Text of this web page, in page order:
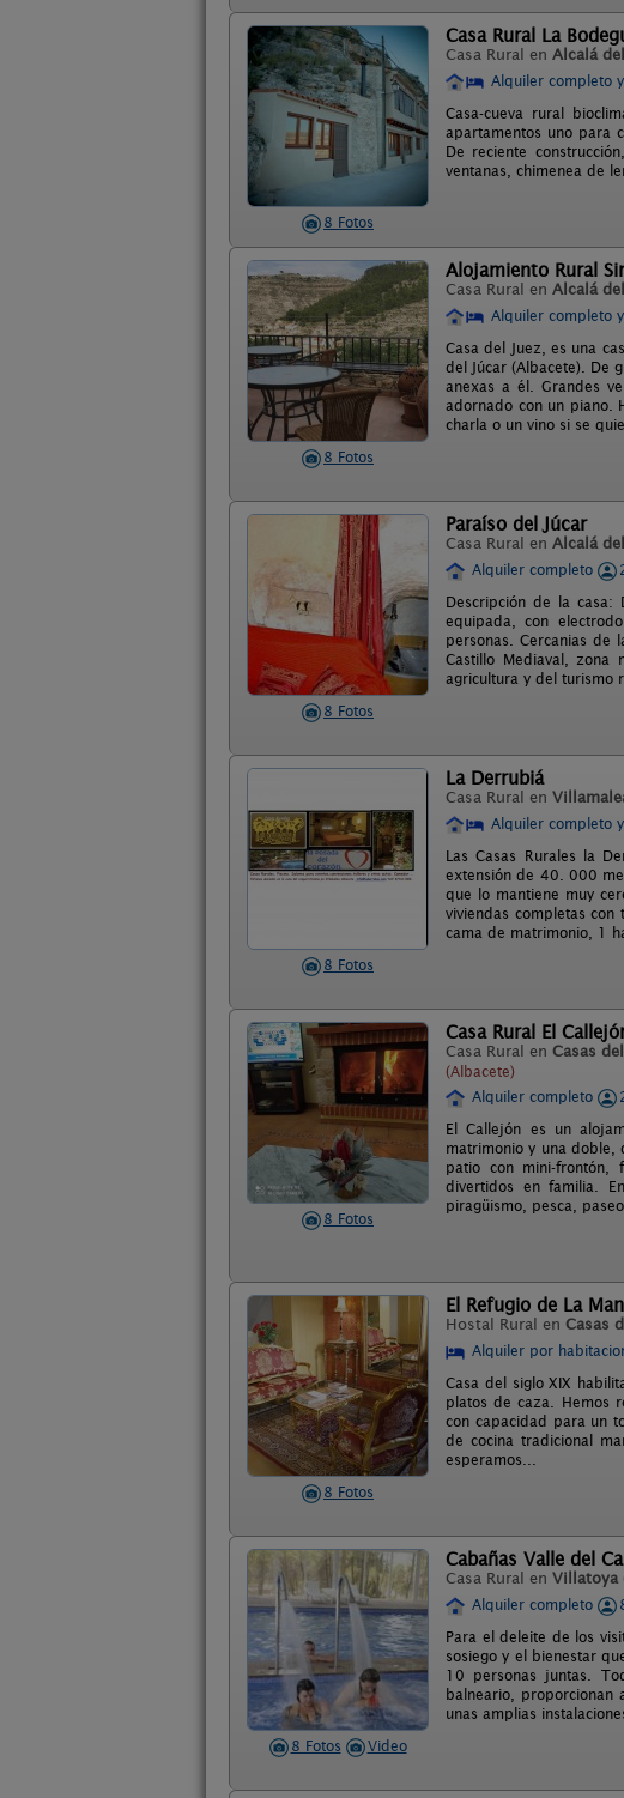
8 Fotos
Casa Rural La
Casa Rural en Alcalá
Alquiler completo
Casa-cueva rural
apartamentos uno para
De reciente
ventanas, chimenea de
8 Fotos
Alojamiento Rural
Casa Rural en Alcalá
Alquiler completo
Casa del Juez, es una
del Júcar (Albacete). De
anexas a él. Grandes
adornado con un piano.
charla o un vino si se
8 Fotos
Paraíso del Júcar
Casa Rural en Alcalá
Alquiler completo
Descripción de la casa:
equipada, con
personas. Cercanias de
Castillo Mediaval, zona
agricultura y del turismo
8 Fotos
La Derrubiá
Casa Rural en
Alquiler completo
Las Casas Rurales la
extensión de 40. 000
que lo mantiene muy
viviendas completas
cama de matrimonio, 1
8 Fotos
Casa Rural El
Casa Rural en Casas
(Albacete)
Alquiler completo
El Callejón es un
matrimonio y una doble,
patio con mini-frontón,
divertidos en familia.
piragüismo, pesca,
8 Fotos
El Refugio de La
Hostal Rural en Casas
Alquiler por
Casa del siglo XIX
platos de caza. Hemos
con capacidad para un
de cocina tradicional
esperamos...
8 Fotos Video
Cabañas Valle del
Casa Rural en Villatoya
Alquiler completo
Para el deleite de los
sosiego y el bienestar
10 personas juntas.
balneario, proporcionan
unas amplias